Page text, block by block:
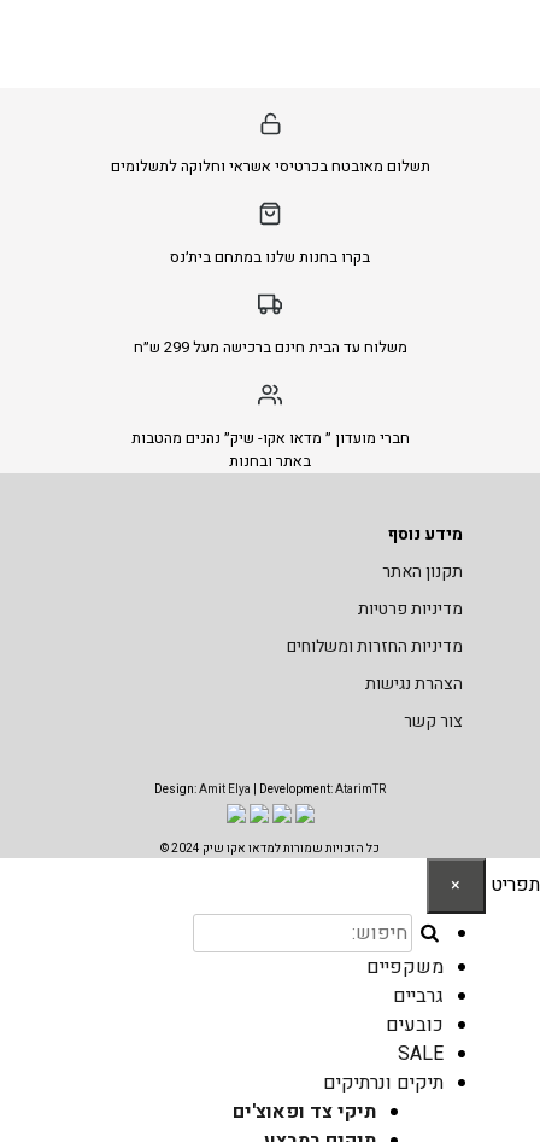
תשלום מאובטח בכרטיסי אשראי וחלוקה לתשלומים
בקרו בחנות שלנו במתחם בית׳נס
משלוח עד הבית חינם ברכישה מעל 299 ש״ח
חברי מועדון ״ מדאו אקו- שיק״ נהנים מהטבות
באתר ובחנות
מידע נוסף
תקנון האתר
מדיניות פרטיות
מדיניות החזרות ומשלוחים
הצהרת נגישות
צור קשר
Design:Amit Elya | Development:AtarimTR
כל הזכויות שמורות למדאו אקו שיק 2024 ©
תפריט ×
משקפיים
גרביים
כובעים
SALE
תיקים ונרתיקים
תיקי צד ופאוצ'ים